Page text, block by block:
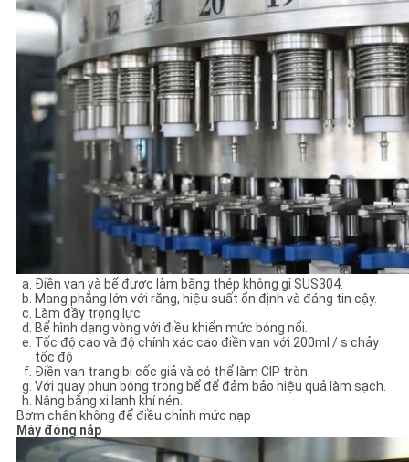
Điền van và bể được làm bằng thép không gỉ SUS304.
Mang phẳng lớn với răng, hiệu suất ổn định và đáng tin cậy.
Làm đầy trọng lực.
Bể hình dạng vòng với điều khiển mức bóng nổi.
Tốc độ cao và độ chính xác cao điền van với 200ml / s chảy
tốc độ
Điền van trang bị cốc giả và có thể làm CIP tròn.
Với quay phun bóng trong bể để đảm bảo hiệu quả làm sạch.
Nâng bằng xi lanh khí nén.
Bơm chân không để điều chỉnh mức nạp
Máy đóng nắp